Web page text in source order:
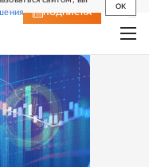
OK
ПОДПИСКА